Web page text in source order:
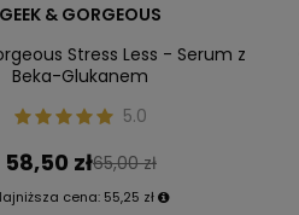
GEEK & GORGEOUS
Stress Less - Serum z
Beka-Glukanem
5.0
58,50 zł65,00 zł
cena: 55,25 zł